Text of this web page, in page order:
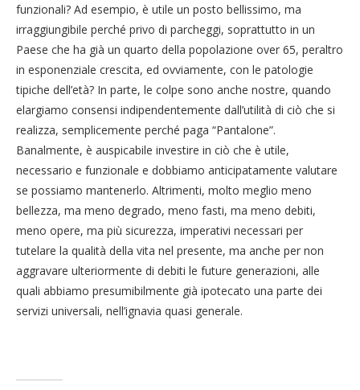
funzionali? Ad esempio, è utile un posto bellissimo, ma
irraggiungibile perché privo di parcheggi, soprattutto in un
Paese che ha già un quarto della popolazione over 65, peraltro
in esponenziale crescita, ed ovviamente, con le patologie
tipiche dell’età? In parte, le colpe sono anche nostre, quando
elargiamo consensi indipendentemente dall’utilità di ciò che si
realizza, semplicemente perché paga “Pantalone”.
Banalmente, è auspicabile investire in ciò che è utile,
necessario e funzionale e dobbiamo anticipatamente valutare
se possiamo mantenerlo. Altrimenti, molto meglio meno
bellezza, ma meno degrado, meno fasti, ma meno debiti,
meno opere, ma più sicurezza, imperativi necessari per
tutelare la qualità della vita nel presente, ma anche per non
aggravare ulteriormente di debiti le future generazioni, alle
quali abbiamo presumibilmente già ipotecato una parte dei
servizi universali, nell’ignavia quasi generale.